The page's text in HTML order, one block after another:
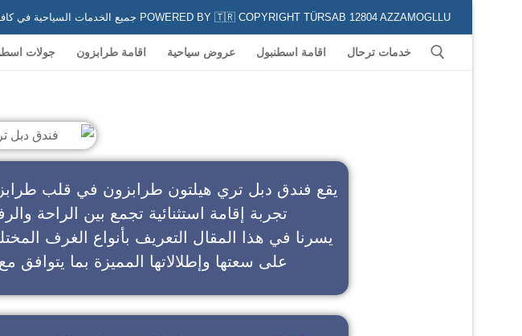
POWERED BY 🇹🇷 COPYRIGHT TÜRSAB 12804 AZZAMOGLLU جميع الخدمات السياحية في كافة المناطق و المدن التركية لكل من يعشق السياحة في تركيا
خدمات ترحال اقامة اسطنبول عروض سياحية اقامة طرابزون جولات
يقع فندق دبل تري هيلتون طرابزون في قلب
تجربة إقامة استثنائية تجمع بين الراحة
يسرنا في هذا المقال التعريف بأنواع الغرف
على سعتها وإطلالاتها المميزة بما يتوافق